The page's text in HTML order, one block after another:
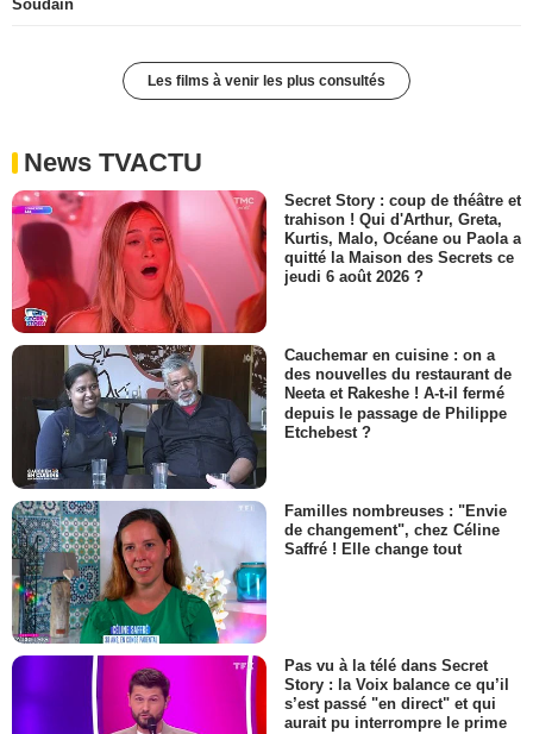
Soudain
Les films à venir les plus consultés
News TVACTU
Secret Story : coup de théâtre et
trahison ! Qui d'Arthur, Greta,
Kurtis, Malo, Océane ou Paola a
quitté la Maison des Secrets ce
jeudi 6 août 2026 ?
Cauchemar en cuisine : on a
des nouvelles du restaurant de
Neeta et Rakeshe ! A-t-il fermé
depuis le passage de Philippe
Etchebest ?
Familles nombreuses : "Envie
de changement", chez Céline
Saffré ! Elle change tout
Pas vu à la télé dans Secret
Story : la Voix balance ce qu’il
s’est passé "en direct" et qui
aurait pu interrompre le prime